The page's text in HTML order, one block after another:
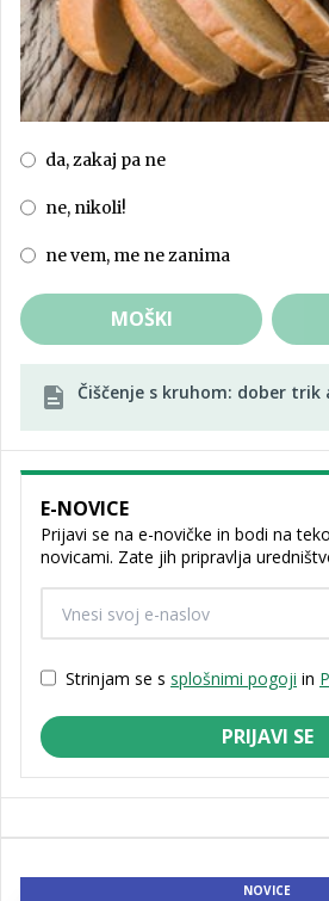
da, zakaj pa ne
ne, nikoli!
ne vem, me ne zanima
MOŠKI
Čiščenje s kruhom: dober
E-NOVICE
Prijavi se na e-novičke in bodi na
novicami. Zate jih pripravlja
Strinjam se s splošnimi pogoji in
PRIJAVI SE
NOVICE